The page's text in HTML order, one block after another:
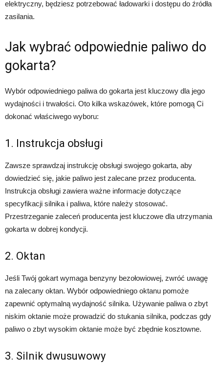
elektryczny, będziesz potrzebować ładowarki i dostępu do źródła
zasilania.
Jak wybrać odpowiednie paliwo do
gokarta?
Wybór odpowiedniego paliwa do gokarta jest kluczowy dla jego
wydajności i trwałości. Oto kilka wskazówek, które pomogą Ci
dokonać właściwego wyboru:
1. Instrukcja obsługi
Zawsze sprawdzaj instrukcję obsługi swojego gokarta, aby
dowiedzieć się, jakie paliwo jest zalecane przez producenta.
Instrukcja obsługi zawiera ważne informacje dotyczące
specyfikacji silnika i paliwa, które należy stosować.
Przestrzeganie zaleceń producenta jest kluczowe dla utrzymania
gokarta w dobrej kondycji.
2. Oktan
Jeśli Twój gokart wymaga benzyny bezołowiowej, zwróć uwagę
na zalecany oktan. Wybór odpowiedniego oktanu pomoże
zapewnić optymalną wydajność silnika. Używanie paliwa o zbyt
niskim oktanie może prowadzić do stukania silnika, podczas gdy
paliwo o zbyt wysokim oktanie może być zbędnie kosztowne.
3. Silnik dwusuwowy